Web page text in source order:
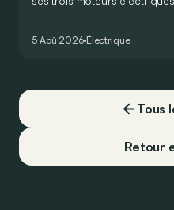
circuit du Nürburgring… mais
5 Aoû 2026 Électrique
Tous
Retour